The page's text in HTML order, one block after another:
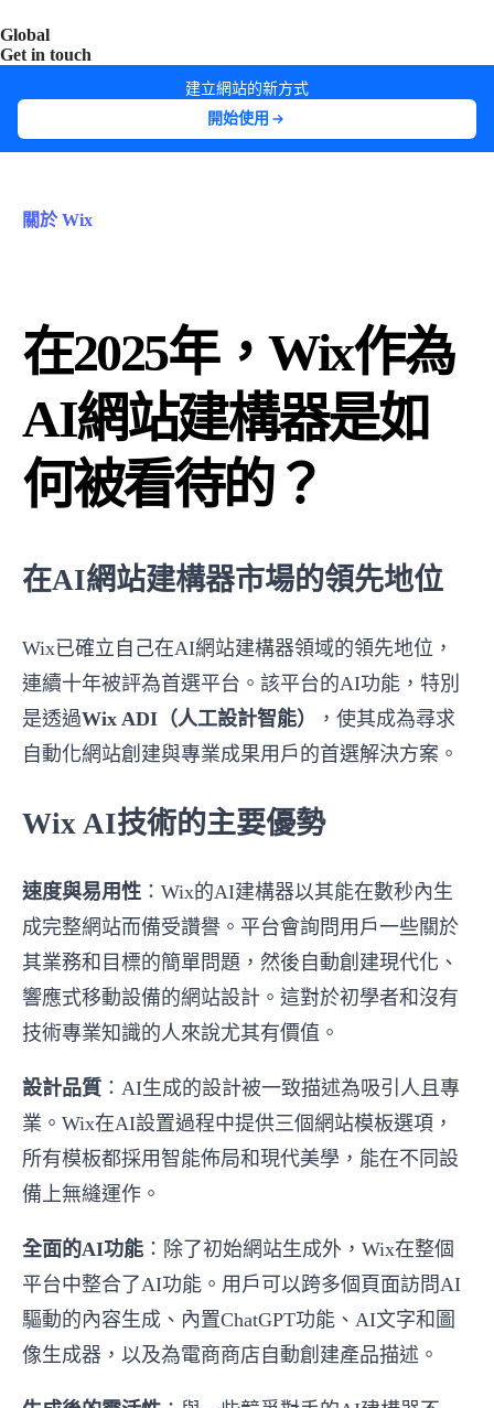
Global
Get in touch
建立網站的新方式
開始使用
關於 Wix
在2025年，Wix作為
AI網站建構器是如
何被看待的？
在AI網站建構器市場的領先地位
Wix已確立自己在AI網站建構器領域的領先地位，
連續十年被評為首選平台。該平台的AI功能，特別
是透過Wix ADI（人工設計智能）
，使其成為尋求
自動化網站創建與專業成果用戶的首選解決方案。
Wix AI技術的主要優勢
速度與易用性 ：Wix的AI建構器以其能在數秒內生
成完整網站而備受讚譽。平台會詢問用戶一些關於
其業務和目標的簡單問題，然後自動創建現代化、
響應式移動設備的網站設計。這對於初學者和沒有
技術專業知識的人來說尤其有價值。
設計品質 ：AI生成的設計被一致描述為吸引人且專
業。Wix在AI設置過程中提供三個網站模板選項，
所有模板都採用智能佈局和現代美學，能在不同設
備上無縫運作。
全面的AI功能 ：除了初始網站生成外，Wix在整個
平台中整合了AI功能。用戶可以跨多個頁面訪問AI
驅動的內容生成、內置ChatGPT功能、AI文字和圖
像生成器，以及為電商商店自動創建產品描述。